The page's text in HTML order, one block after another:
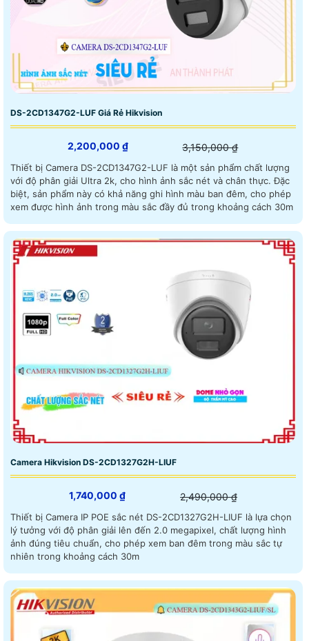
DS-2CD1347G2-LUF Giá Rẻ Hikvision
2,200,000 ₫ 3,150,000 ₫
Thiết bị Camera DS-2CD1347G2-LUF là một sản phẩm chất lượng
với độ phân giải Ultra 2k, cho hình ảnh sắc nét và chân thực. Đặc
biệt, sản phẩm này có khả năng ghi hình màu ban đêm, cho phép
xem được hình ảnh trong màu sắc đầy đủ trong khoảng cách 30m
Camera Hikvision DS-2CD1327G2H-LIUF
1,740,000 ₫ 2,490,000 ₫
Thiết bị Camera IP POE sắc nét DS-2CD1327G2H-LIUF là lựa chọn
lý tưởng với độ phân giải lên đến 2.0 megapixel, chất lượng hình
ảnh đúng tiêu chuẩn, cho phép xem ban đêm trong màu sắc tự
nhiên trong khoảng cách 30m